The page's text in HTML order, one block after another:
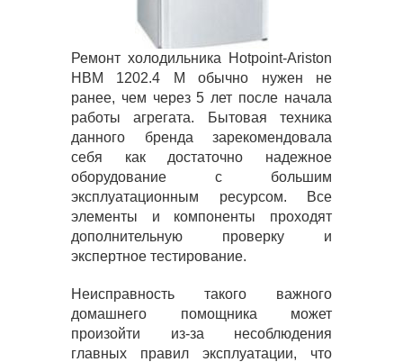
Ремонт холодильника Hotpoint-Ariston
HBM 1202.4 M обычно нужен не
ранее, чем через 5 лет после начала
работы агрегата. Бытовая техника
данного бренда зарекомендовала
себя как достаточно надежное
оборудование с большим
эксплуатационным ресурсом. Все
элементы и компоненты проходят
дополнительную проверку и
экспертное тестирование.
Неисправность такого важного
домашнего помощника может
произойти из-за несоблюдения
главных правил эксплуатации, что